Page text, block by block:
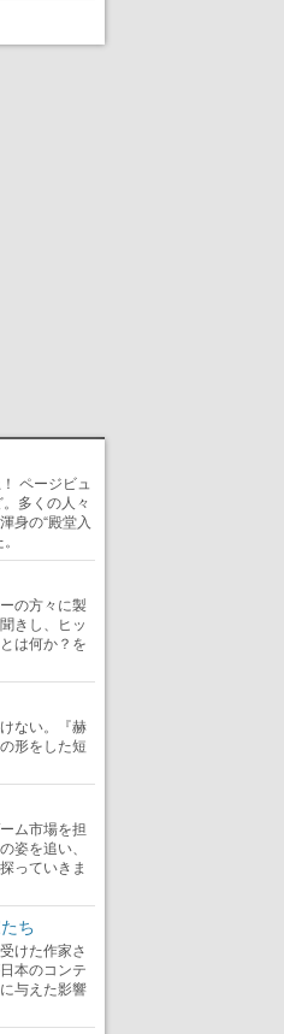
ページビュ
多くの人々
身の“殿堂入
の方々に製
きし、ヒッ
は何か？を
ない。『赫
形をした短
ム市場を担
姿を追い、
っていきま
ち
けた作家さ
本のコンテ
与えた影響